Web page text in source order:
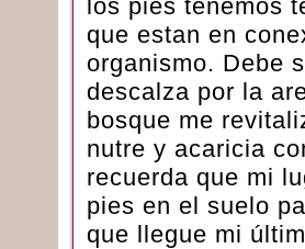
los pies tenemos
que estan en
organismo. Debe
descalza por la
bosque me
nutre y acaricia
recuerda que mi
pies en el suelo
que llegue mi